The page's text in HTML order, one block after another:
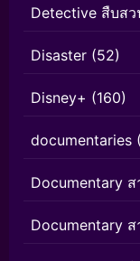
Detective สืบส
Disaster (52)
Disney+ (160)
documentaries
Documentary
Documentary